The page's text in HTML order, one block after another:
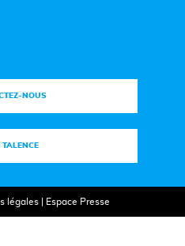
NOUS
légales| Espace Presse